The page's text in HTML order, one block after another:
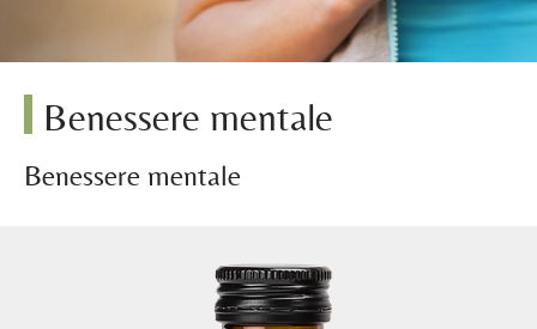
Benessere mentale
Benessere mentale